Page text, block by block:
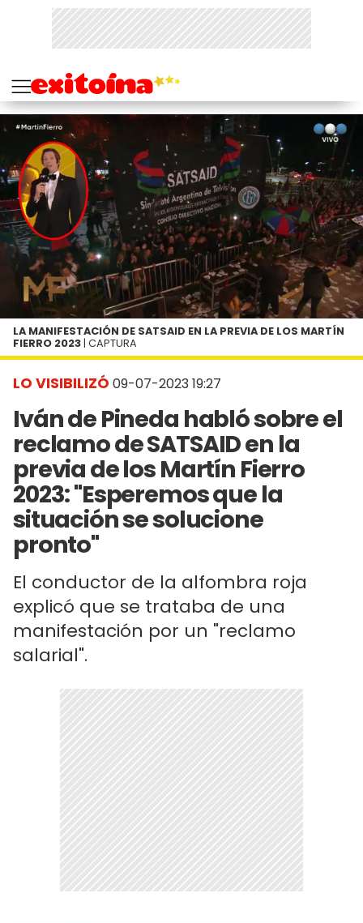
LO VISIBILIZÓ 09-07-2023 19:27
Iván de Pineda habló sobre el
reclamo de SATSAID en la
previa de los Martín Fierro
2023: "Esperemos que la
situación se solucione
pronto"
El conductor de la alfombra roja
explicó que se trataba de una
manifestación por un "reclamo
salarial".
LA MANIFESTACIÓN DE SATSAID EN LA PREVIA DE LOS MARTÍN
FIERRO 2023 | CAPTURA